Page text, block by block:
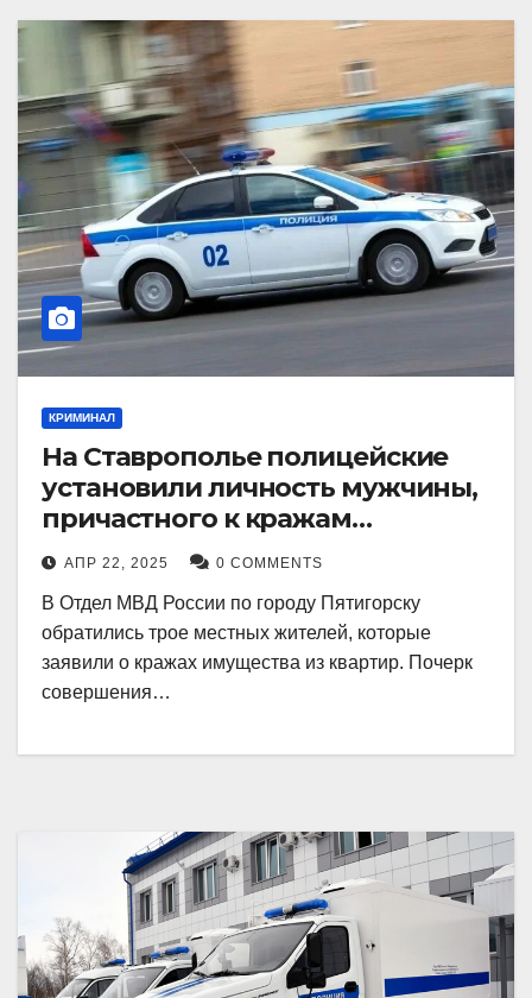
КРИМИНАЛ
На Ставрополье полицейские
установили личность мужчины,
причастного к кражам
имущества из квартир в
Пятигорске
АПР 22, 2025 0 COMMENTS
В Отдел МВД России по городу Пятигорску
обратились трое местных жителей, которые
заявили о кражах имущества из квартир. Почерк
совершения…